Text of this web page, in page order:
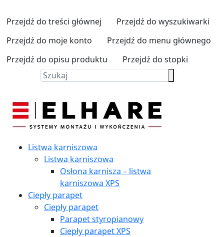
Przejdź do treści głównej
Przejdź do wyszukiwarki
Przejdź do moje konto
Przejdź do menu głównego
Przejdź do opisu produktu
Przejdź do stopki
Listwa karniszowa
Listwa karniszowa
Osłona karnisza – listwa
karniszowa XPS
Ciepły parapet
Ciepły parapet
Parapet styropianowy
Ciepły parapet XPS